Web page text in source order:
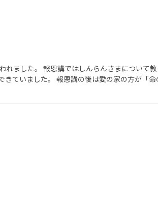
ました。 報恩講ではしんらんさまについて教
きていました。 報恩講の後は愛の家の方が「